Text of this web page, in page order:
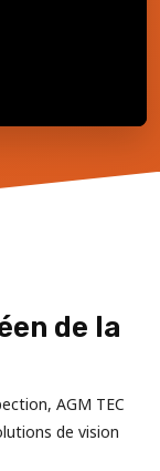
de la
AGM TEC
de vision